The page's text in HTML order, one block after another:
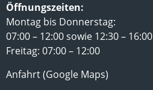
Öffnungszeiten:
Montag bis Donnerstag:
07:00 – 12:00 sowie 12:30 – 16:00
Freitag: 07:00 – 12:00
Anfahrt (Google Maps)